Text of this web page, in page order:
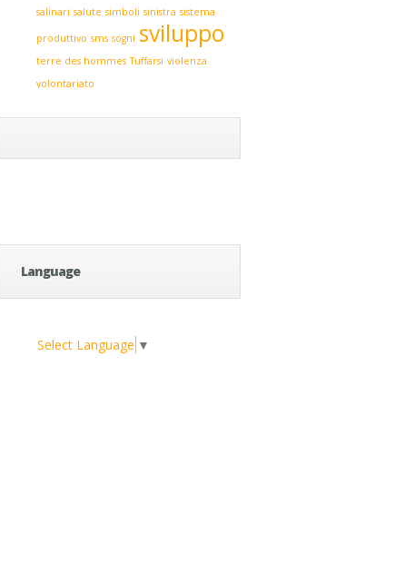
salinari salute simboli sinistra sistema
produttivo sms sogni sviluppo
terre des hommes Tuffarsi violenza
volontariato
Language
Select Language ▼